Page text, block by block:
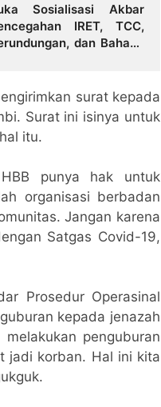
Sosialisasi Akbar
IRET, TCC,
dan Bahaya
surat kepada
Surat ini isinya untuk
itu.
punya hak untuk
organisasi berbadan
Jangan karena
Satgas Covid-19,
Prosedur Operasinal
kepada jenazah
penguburan
jadi korban. Hal ini kita